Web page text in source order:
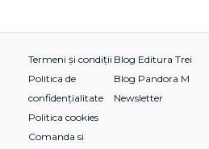
Termeni și condiții
Politica de
confidențialitate
Politica cookies
Comanda si
Blog Editura Trei
Blog Pandora M
Newsletter